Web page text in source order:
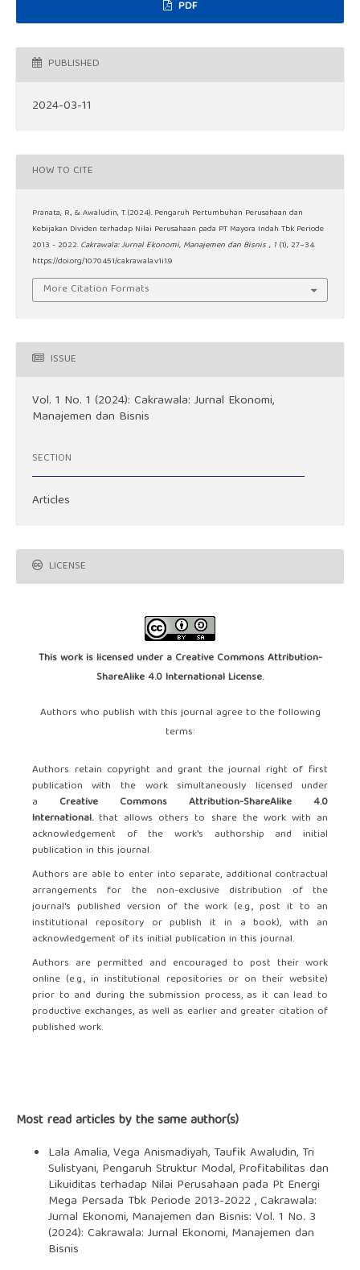
PDF
PUBLISHED
2024-03-11
HOW TO CITE
Pranata, R., & Awaludin, T. (2024). Pengaruh Pertumbuhan Perusahaan dan
Kebijakan Dividen terhadap Nilai Perusahaan pada PT Mayora Indah Tbk Periode
2013 - 2022. Cakrawala: Jurnal Ekonomi, Manajemen dan Bisnis , 1 (1), 27–34.
https://doi.org/10.70451/cakrawala.v1i1.9
More Citation Formats
ISSUE
Vol. 1 No. 1 (2024): Cakrawala: Jurnal Ekonomi,
Manajemen dan Bisnis
SECTION
Articles
LICENSE
This work is licensed under a Creative Commons Attribution-
ShareAlike 4.0 International License.
Authors who publish with this journal agree to the following
terms:
Authors retain copyright and grant the journal right of first
publication with the work simultaneously licensed under
a Creative Commons Attribution-ShareAlike 4.0
International.that allows others to share the work with an
acknowledgement of the work's authorship and initial
publication in this journal.
Authors are able to enter into separate, additional contractual
arrangements for the non-exclusive distribution of the
journal's published version of the work (e.g., post it to an
institutional repository or publish it in a book), with an
acknowledgement of its initial publication in this journal.
Authors are permitted and encouraged to post their work
online (e.g., in institutional repositories or on their website)
prior to and during the submission process, as it can lead to
productive exchanges, as well as earlier and greater citation of
published work.
Most read articles by the same author(s)
Lala Amalia, Vega Anismadiyah, Taufik Awaludin, Tri
Sulistyani, Pengaruh Struktur Modal, Profitabilitas dan
Likuiditas terhadap Nilai Perusahaan pada Pt Energi
Mega Persada Tbk Periode 2013-2022 ,Cakrawala:
Jurnal Ekonomi, Manajemen dan Bisnis: Vol. 1 No. 3
(2024): Cakrawala: Jurnal Ekonomi, Manajemen dan
Bisnis